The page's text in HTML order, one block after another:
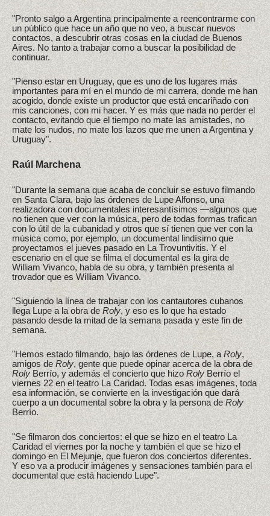
"Pronto salgo a Argentina principalmente a reencontrarme con
un público que hace un año que no veo, a buscar nuevos
contactos, a descubrir otras cosas en la ciudad de Buenos
Aires. No tanto a trabajar como a buscar la posibilidad de
continuar.
"Pienso estar en Uruguay, que es uno de los lugares más
importantes para mí en el mundo de mi carrera, donde me han
acogido, donde existe un productor que está encariñado con
mis canciones, con mi hacer. Y es más que nada no perder el
contacto, evitando que el tiempo no mate las amistades, no
mate los nudos, no mate los lazos que me unen a Argentina y
Uruguay".
Raúl Marchena
"Durante la semana que acaba de concluir se estuvo filmando
en Santa Clara, bajo las órdenes de Lupe Alfonso, una
realizadora con documentales interesantísimos —algunos que
no tienen que ver con la música, pero de todas formas trafican
con lo útil de la cubanidad y otros que sí tienen que ver con la
música como, por ejemplo, un documental lindísimo que
proyectamos el jueves pasado en La Trovuntivitis. Y el
escenario en el que se filma el documental es la gira de
William Vivanco, habla de su obra, y también presenta al
trovador que es William Vivanco.
"Siguiendo la línea de trabajar con los cantautores cubanos
llega Lupe a la obra deRoly, y eso es lo que ha estado
pasando desde la mitad de la semana pasada y este fin de
semana.
"Hemos estado filmando, bajo las órdenes de Lupe, aRoly,
amigos deRoly, gente que puede opinar acerca de la obra de
RolyBerrío, y además el concierto que hizoRolyBerrío el
viernes 22 en el teatro La Caridad. Todas esas imágenes, toda
esa información, se convierte en la investigación que dará
cuerpo a un documental sobre la obra y la persona deRoly
Berrío.
"Se filmaron dos conciertos: el que se hizo en el teatro La
Caridad el viernes por la noche y también el que se hizo el
domingo en El Mejunje, que fueron dos conciertos diferentes.
Y eso va a producir imágenes y sensaciones también para el
documental que está haciendo Lupe".